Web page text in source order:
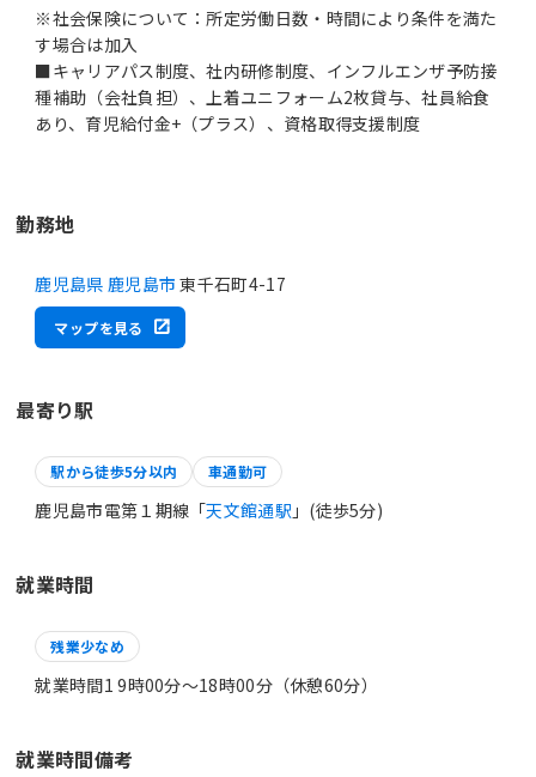
※社会保険について：所定労働日数・時間により条件を満た
す場合は加入
■キャリアパス制度、社内研修制度、インフルエンザ予防接
種補助（会社負担）、上着ユニフォーム2枚貸与、社員給食
あり、育児給付金+（プラス）、資格取得支援制度
勤務地
鹿児島県 鹿児島市 東千石町4-17
マップを見る
最寄り駅
駅から徒歩5分以内 車通勤可
鹿児島市電第１期線「天文館通駅 」(徒歩5分)
就業時間
残業少なめ
就業時間1 9時00分〜18時00分（休憩60分）
就業時間備考